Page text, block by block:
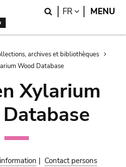
Search
FR LANGUAGE
MENU
archives et bibliothèques
Wood Database
Xylarium
| Contact persons